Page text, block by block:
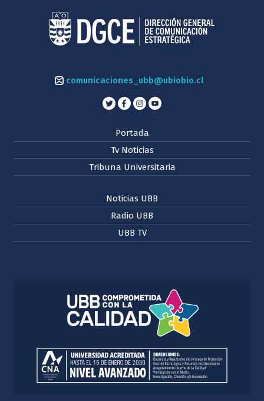
comunicaciones_ubb@ubiobio.cl
Portada
Tv Noticias
Tribuna Universitaria
Noticias UBB
Radio UBB
UBB TV